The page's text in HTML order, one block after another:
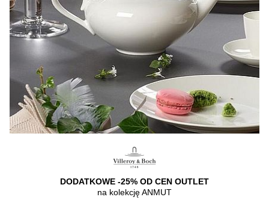
DODATKOWE -25% OD CEN OUTLET
na kolekcję ANMUT